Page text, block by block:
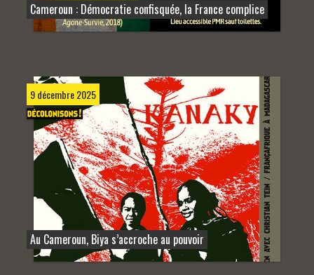
Cameroun : Démocratie confisquée, la France complice
9 décembre 2025
Au Cameroun, Biya s’accroche au pouvoir